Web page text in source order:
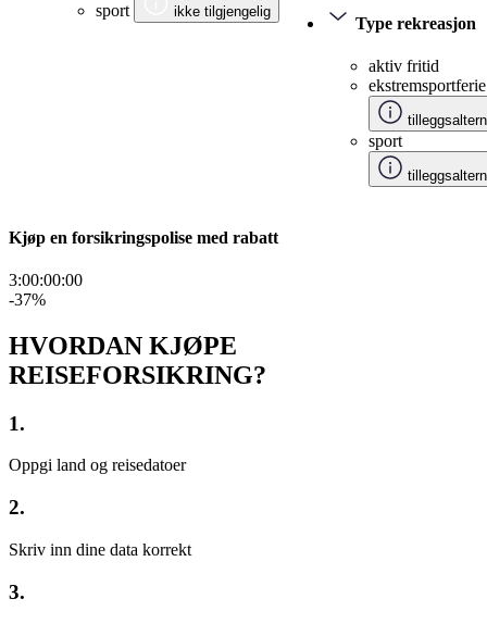
sport ikke tilgjengelig
Type rekreasjon
aktiv fritid
ekstremsportferie
sport
Kjøp en forsikringspolise med rabatt
3:00:00:00
-37%
HVORDAN KJØPE
REISEFORSIKRING?
1.
Oppgi land og reisedatoer
2.
Skriv inn dine data korrekt
3.